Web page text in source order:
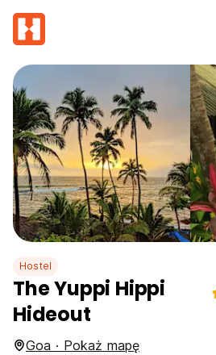
Hostel
The Yuppi Hippi
Hideout
Goa · Pokaż mapę